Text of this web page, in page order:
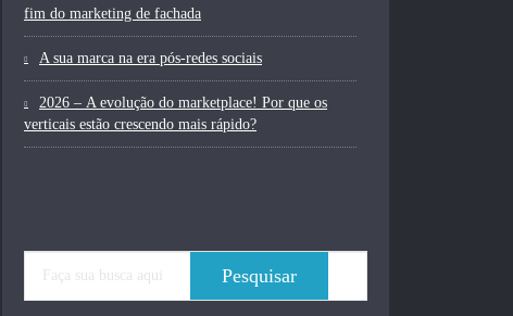
fim do marketing de fachada
A sua marca na era pós-redes sociais
2026 – A evolução do marketplace! Por que os
verticais estão crescendo mais rápido?